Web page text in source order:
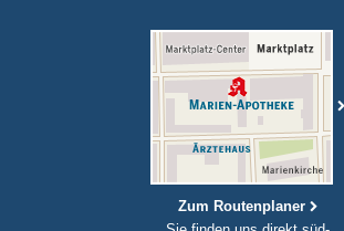
Zum Routenplaner